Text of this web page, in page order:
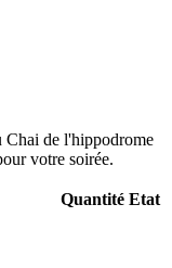
Chai de l'hippodrome
votre soirée.
Quantité Etat